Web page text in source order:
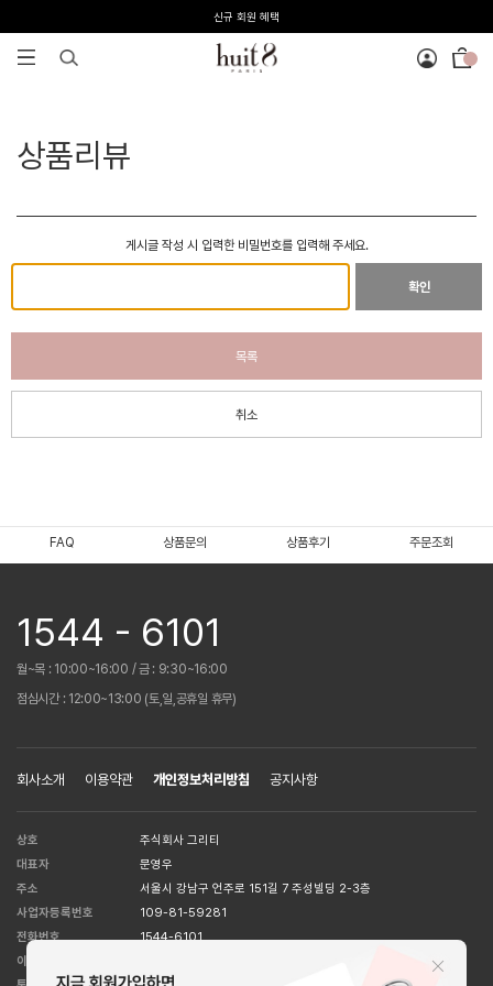
신규 회원 혜택
전 회원 무료배송 / 1회 사이즈 교환 무료
상품리뷰
게시글 작성 시 입력한 비밀번호를 입력해 주세요.
확인
목록
취소
FAQ 상품문의 상품후기 주문조회
1544 - 6101
월~목 : 10:00~16:00 / 금 : 9:30~16:00
점심시간 : 12:00~13:00 (토,일,공휴일 휴무)
회사소개 이용약관 개인정보처리방침 공지사항
상호
주식회사 그리티
대표자
문영우
주소
서울시 강남구 언주로 151길 7 주성빌딩 2-3층
사업자등록번호
109-81-59281
전화번호
1544-6101
이메일 주소